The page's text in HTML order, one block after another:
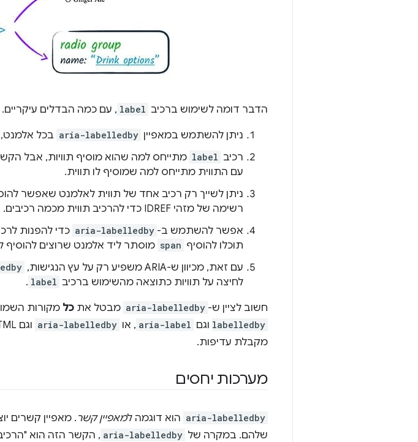
הדבר דומה לשימוש ברכיב label , עם כמה הבדלים עיקריים.
ניתן להשתמש במאפיין aria-labelledby בכל אלמנט,
רכיב label מתייחס למה שהוא מוסיף תוויות, אבל
עם התווית מתייחס למה שמוסיף לו תווית.
ניתן לשייך רק רכיב אחד של תווית לאלמנט שאפשר
רשימה של מזהי IDREF כדי להרכיב תווית מכמה רכיבים. התווית תחובר לפי הסדר שבו ניתנים ה-IDREF.
אפשר להשתמש ב- aria-labelledby כדי להפנות
תוכלו להוסיף span מוסתר ליד אלמנט שרוצים להוסיף
עם זאת, מכיוון ש-ARIA משפיע רק על עץ הנגישות,
לחיצה על תוויות כתוצאה מהשימוש ברכיב label
.
חשוב לציין ש- aria-labelledby מבטל את כל מקורות
labelledby וגם aria-label , או aria-labelledby וגם HTML מקורי
מקבלת עדיפות.
מערכות יחסים
aria-labelledby הוא דוגמה למאפיין קשר
שלהם. במקרה של aria-labelledby , הקשר הזה הוא